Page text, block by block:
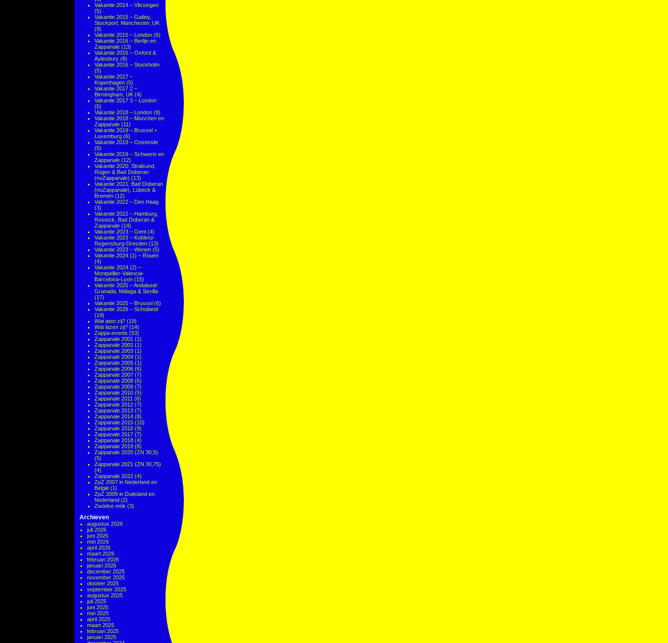
Vakantie 2014 – Vlissingen
(5)
Vakantie 2015 – Gatley,
Stockport, Manchester, UK
(9)
Vakantie 2015 – London (6)
Vakantie 2016 – Berlijn en
Zappanale (13)
Vakantie 2016 – Oxford &
Aylesbury (8)
Vakantie 2016 – Stockholm
(5)
Vakantie 2017 –
Kopenhagen (5)
Vakantie 2017 2 –
Birmingham, UK (4)
Vakantie 2017 3 – London
(5)
Vakantie 2018 – London (8)
Vakantie 2018 – München en
Zappanale (11)
Vakantie 2019 – Brussel +
Luxemburg (6)
Vakantie 2019 – Oostende
(5)
Vakantie 2019 – Schwerin en
Zappanale (12)
Vakantie 2020: Stralsund,
Rügen & Bad Doberan
(noZappanale) (13)
Vakantie 2021: Bad Doberan
(noZappanale), Lübeck &
Bremen (12)
Vakantie 2022 – Den Haag
(3)
Vakantie 2022 – Hamburg,
Rostock, Bad Doberan &
Zappanale (14)
Vakantie 2023 – Gent (4)
Vakantie 2023 – Koblenz-
Regensburg-Dresden (13)
Vakantie 2023 – Wenen (5)
Vakantie 2024 (1) – Rouen
(4)
Vakantie 2024 (2) –
Montpellier-Valencia-
Barcelona-Lyon (15)
Vakantie 2025 – Andalusië:
Granada, Málaga & Sevilla
(17)
Vakantie 2025 – Brussel (6)
Vakantie 2026 – Schotland
(19)
Wat aten zij? (19)
Wat lazen zij? (14)
Zappa events (53)
Zappanale 2001 (1)
Zappanale 2002 (1)
Zappanale 2003 (1)
Zappanale 2004 (1)
Zappanale 2005 (1)
Zappanale 2006 (6)
Zappanale 2007 (7)
Zappanale 2008 (6)
Zappanale 2009 (7)
Zappanale 2010 (5)
Zappanale 2011 (6)
Zappanale 2012 (7)
Zappanale 2013 (7)
Zappanale 2014 (8)
Zappanale 2015 (10)
Zappanale 2016 (9)
Zappanale 2017 (7)
Zappanale 2018 (4)
Zappanale 2019 (8)
Zappanale 2020 (ZN 30,5)
(5)
Zappanale 2021 (ZN 30,75)
(4)
Zappanale 2022 (4)
ZpZ 2007 in Nederland en
België (1)
ZpZ 2009 in Duitsland en
Nederland (2)
Zwödse mök (3)
Archieven
augustus 2026
juli 2026
juni 2026
mei 2026
april 2026
maart 2026
februari 2026
januari 2026
december 2025
november 2025
oktober 2025
september 2025
augustus 2025
juli 2025
juni 2025
mei 2025
april 2025
maart 2025
februari 2025
januari 2025